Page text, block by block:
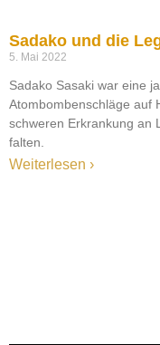
Sadako und die
5. Mai 2022
Sadako Sasaki war eine
Atombombenschläge auf
schweren Erkrankung an
falten.
Weiterlesen ›